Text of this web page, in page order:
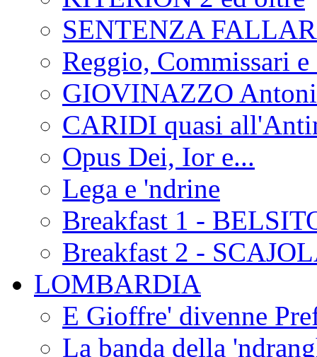
SENTENZA
Reggio, Commissari
GIOVINAZZO
CARIDI quasi
Opus Dei, Ior e...
Lega e 'ndrine
Breakfast 1 -
Breakfast 2 -
LOMBARDIA
E Gioffre' divenne
La banda della